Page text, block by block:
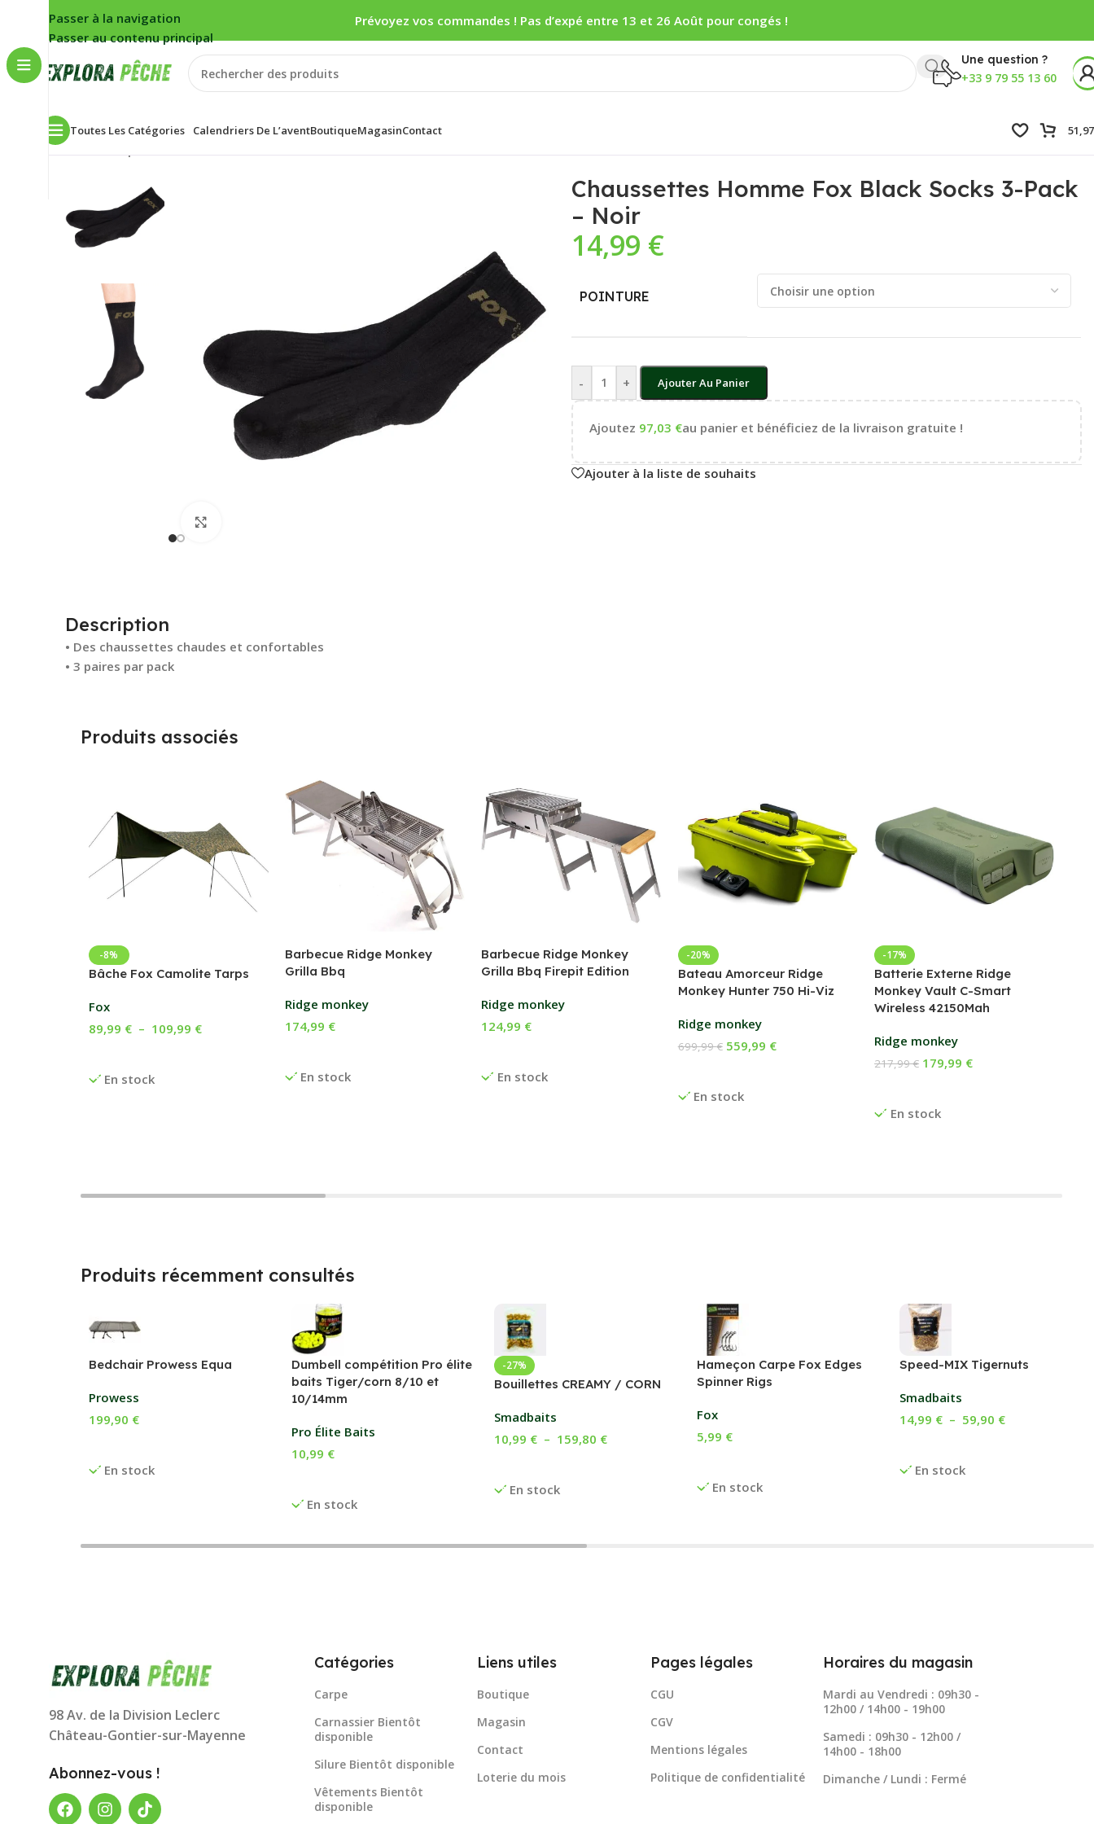
Passer à la navigation
Passer au contenu principal
Prévoyez vos commandes ! Pas d’expé entre 13 et 26 Août pour congés !
Une question ?
+33 9 79 55 13 60
Toutes Les Catégories Calendriers De L’aventBoutiqueMagasinContact
Accueil
Chaussettes Homme Fox Black Socks 3-Pack
– Noir
14,99 €
POINTURE
- + Ajouter Au Panier
Ajoutez 97,03 €au panier et bénéficiez de la livraison gratuite !
Ajouter à la liste de souhaits
Description
• Des chaussettes chaudes et confortables
• 3 paires par pack
Produits associés
-8%
Bâche Fox Camolite Tarps
Fox
En stock
89,99 € – 109,99 €
Barbecue Ridge Monkey
Grilla Bbq
Ridge monkey
En stock
174,99 €
Barbecue Ridge Monkey
Grilla Bbq Firepit Edition
Ridge monkey
En stock
124,99 €
-20%
Bateau Amorceur Ridge
Monkey Hunter 750 Hi-Viz
Ridge monkey
En stock
699,99€ 559,99 €
-17%
Batterie Externe Ridge
Monkey Vault C-Smart
Wireless 42150Mah
Ridge monkey
En stock
217,99€ 179,99 €
Produits récemment consultés
Bedchair Prowess Equa
Prowess
En stock
199,90 €
Dumbell compétition Pro élite
baits Tiger/corn 8/10 et
10/14mm
Pro Élite Baits
En stock
10,99 €
-27%
Bouillettes CREAMY / CORN
Smadbaits
En stock
10,99 € – 159,80 €
Hameçon Carpe Fox Edges
Spinner Rigs
Fox
En stock
5,99 €
Speed-MIX Tigernuts
Smadbaits
En stock
14,99 € – 59,90 €
98 Av. de la Division Leclerc
Château-Gontier-sur-Mayenne
Abonnez-vous !
Catégories
Carpe
Carnassier Bientôt
disponible
Silure Bientôt disponible
Vêtements Bientôt
disponible
Liens utiles
Boutique
Magasin
Contact
Loterie du mois
Pages légales
CGU
CGV
Mentions légales
Politique de confidentialité
Horaires du magasin
Mardi au Vendredi : 09h30 -
12h00 / 14h00 - 19h00
Samedi : 09h30 - 12h00 /
14h00 - 18h00
Dimanche / Lundi : Fermé